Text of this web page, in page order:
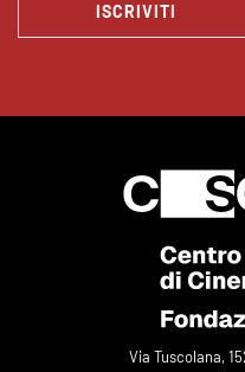
ISCRIVITI
Via Tuscolana,